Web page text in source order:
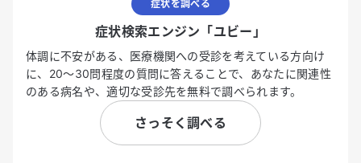
症状を調べる
症状検索エンジン「ユビー」
体調に不安がある、医療機関への受診を考えている方向け
に、20〜30問程度の質問に答えることで、あなたに関連性
のある病名や、適切な受診先を無料で調べられます。
さっそく調べる